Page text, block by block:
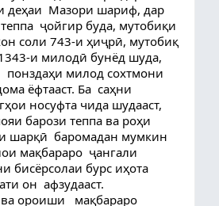
деҳаи  Мазори шариф, дар
ҷойгир буда, мутобиқи
соли 743-и ҳиҷрӣ, мутобиқ
и милодӣ бунёд шуда,
понздаҳи милод сохтмони
ёфтааст. Ба  саҳни
носуфта чида шудааст,
барози теппа ва роҳи
шарқӣ  баромадан мумкин
мақбараро  ҷангали
бисёрсолаи бурс иҳота
он  афзудааст.